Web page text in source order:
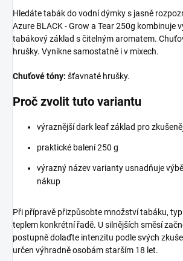
Hledáte tabák do vodní dýmky s jasně
Azure BLACK - Grow a Tear 250g kombinuje
tabákový základ s čitelným aromatem.
hrušky. Vynikne samostatně i v mixech.
Chuťové tóny: šťavnaté hrušky.
Proč zvolit tuto variantu
výraznější dark leaf základ pro
praktické balení 250 g
výrazný název varianty usnadňuje
nákup
Při přípravě přizpůsobte množství tabáku,
teplem konkrétní řadě. U silnějších směsí
postupně dolaďte intenzitu podle svých
určen výhradně osobám starším 18 let.